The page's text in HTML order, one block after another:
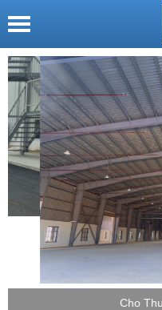
Cho Thuê